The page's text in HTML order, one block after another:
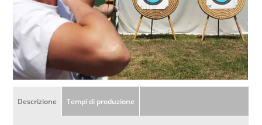
Descrizione Tempi di produzione